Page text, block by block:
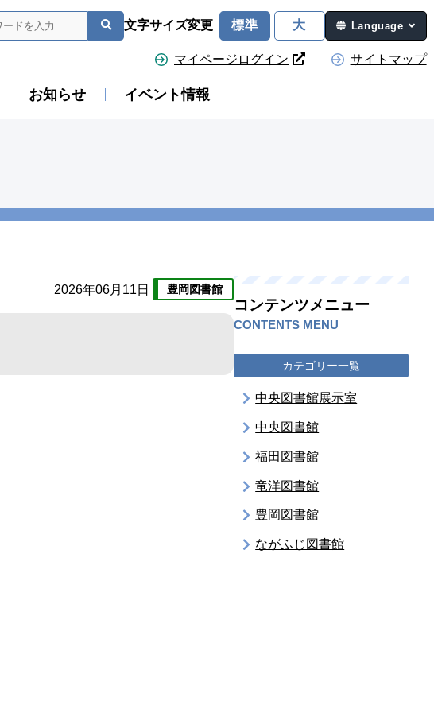
文字サイズ変更 標準 大 Language
マイページログイン サイトマップ
お知らせ イベント情報
2026年06月11日 豊岡図書館
コンテンツメニュー
CONTENTS MENU
カテゴリー一覧
中央図書館展示室
中央図書館
福田図書館
竜洋図書館
豊岡図書館
ながふじ図書館